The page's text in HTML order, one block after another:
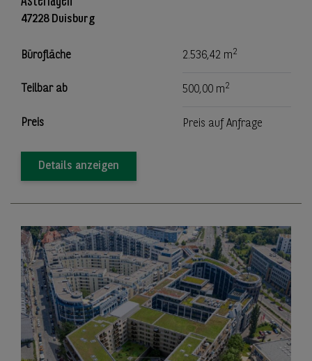
47228 Duisburg
Bürofläche 2.536,42 m2
Teilbar ab 500,00 m2
Preis Preis auf Anfrage
Details anzeigen